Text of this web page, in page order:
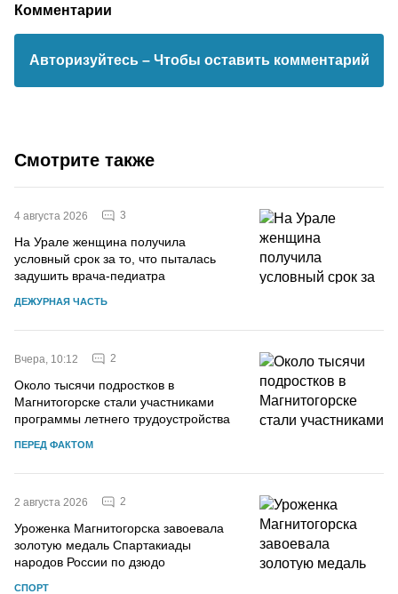
Комментарии
Авторизуйтесь – Чтобы оставить комментарий
Смотрите также
4 августа 2026 3
На Урале женщина получила
условный срок за то, что пыталась
задушить врача-педиатра
ДЕЖУРНАЯ ЧАСТЬ
Вчера, 10:12 2
Около тысячи подростков в
Магнитогорске стали участниками
программы летнего трудоустройства
ПЕРЕД ФАКТОМ
2 августа 2026 2
Уроженка Магнитогорска завоевала
золотую медаль Спартакиады
народов России по дзюдо
СПОРТ